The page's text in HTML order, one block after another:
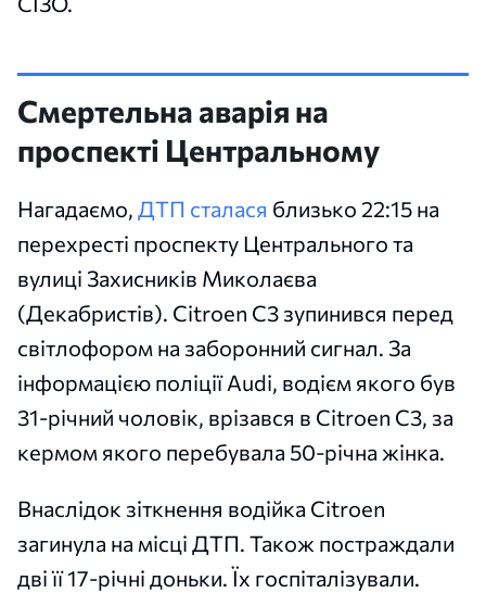
Смертельна аварія на
проспекті Центральному
Нагадаємо, ДТП сталася близько 22:15 на
перехресті проспекту Центрального та
вулиці Захисників Миколаєва
(Декабристів). Citroen C3 зупинився перед
світлофором на заборонний сигнал. За
інформацією поліції Audi, водієм якого був
31-річний чоловік, врізався в Citroen C3, за
кермом якого перебувала 50-річна жінка.
Внаслідок зіткнення водійка Citroen
загинула на місці ДТП. Також постраждали
дві її 17-річні доньки. Їх госпіталізували.